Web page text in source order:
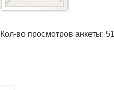
Кол-во просмотров анкеты: